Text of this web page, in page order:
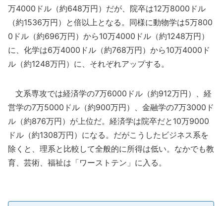
万4000ドル（約648万円）だが、院卒は12万8000ドル
（約1536万円）と倍以上となる。同様に動物学は5万800
0ドル（約696万円）から10万4000ドル（約1248万円）
に、化学は6万4000ドル（約768万円）から10万4000ド
ル（約1248万円）に、それぞれアップする。
文系専攻では経済学の7万6000ドル（約912万円）、経
営学の7万5000ドル（約900万円）、金融学の7万3000ド
ル（約876万円）が上位だ。経済学は院卒だと10万9000
ドル（約1308万円）になる。だがこうしたビジネス系を
除くと、理系と比較して全般的に所得は低い。なかでも教
育、芸術、福祉は「ワーストテン」に入る。